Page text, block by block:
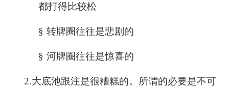
都打得比较松
§ 转牌圈往往是悲剧的
§ 河牌圈往往是惊喜的
2.大底池跟注是很糟糕的。所谓的必要是不可